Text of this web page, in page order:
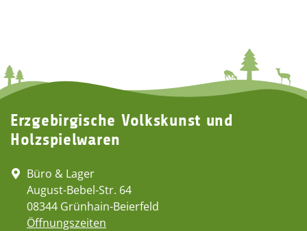
Erzgebirgische Volkskunst und
Holzspielwaren
Büro & Lager
August-Bebel-Str. 64
08344 Grünhain-Beierfeld
Öffnungszeiten